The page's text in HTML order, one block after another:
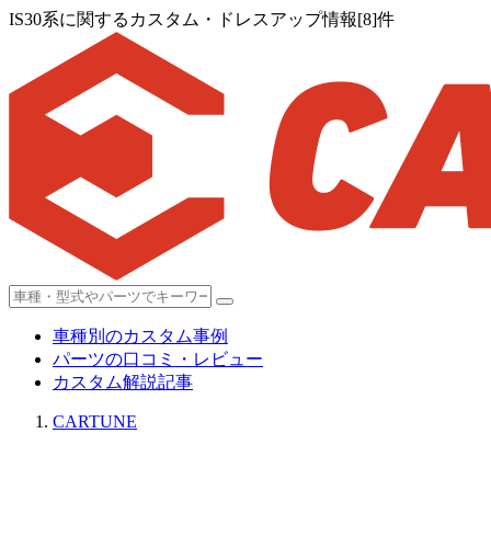
IS30系に関するカスタム・ドレスアップ情報[8]件
車種別のカスタム事例
パーツの口コミ・レビュー
カスタム解説記事
CARTUNE